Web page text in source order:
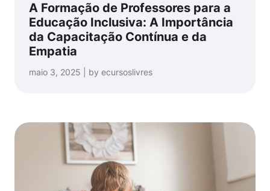
A Formação de Professores para a
Educação Inclusiva: A Importância
da Capacitação Contínua e da
Empatia
maio 3, 2025 | by ecursoslivres